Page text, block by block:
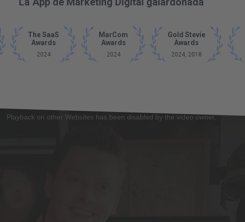
The SaaS
Awards
2024
MarCom
Awards
2024
Gold Stevie
Awards
2024, 2018
Playback on other Websites has been disabled by the video owner.